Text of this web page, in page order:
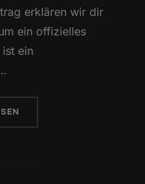
erklären wir dir
ein offizielles
ein
„SO BUCHST DU DEIN